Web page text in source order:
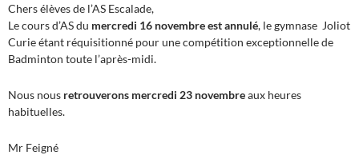
Chers élèves de l’AS Escalade,
Le cours d’AS du mercredi 16 novembre est annulé, le gymnase Joliot
Curie étant réquisitionné pour une compétition exceptionnelle de
Badminton toute l’après-midi.
Nous nous retrouverons mercredi 23 novembreaux heures
habituelles.
Mr Feigné